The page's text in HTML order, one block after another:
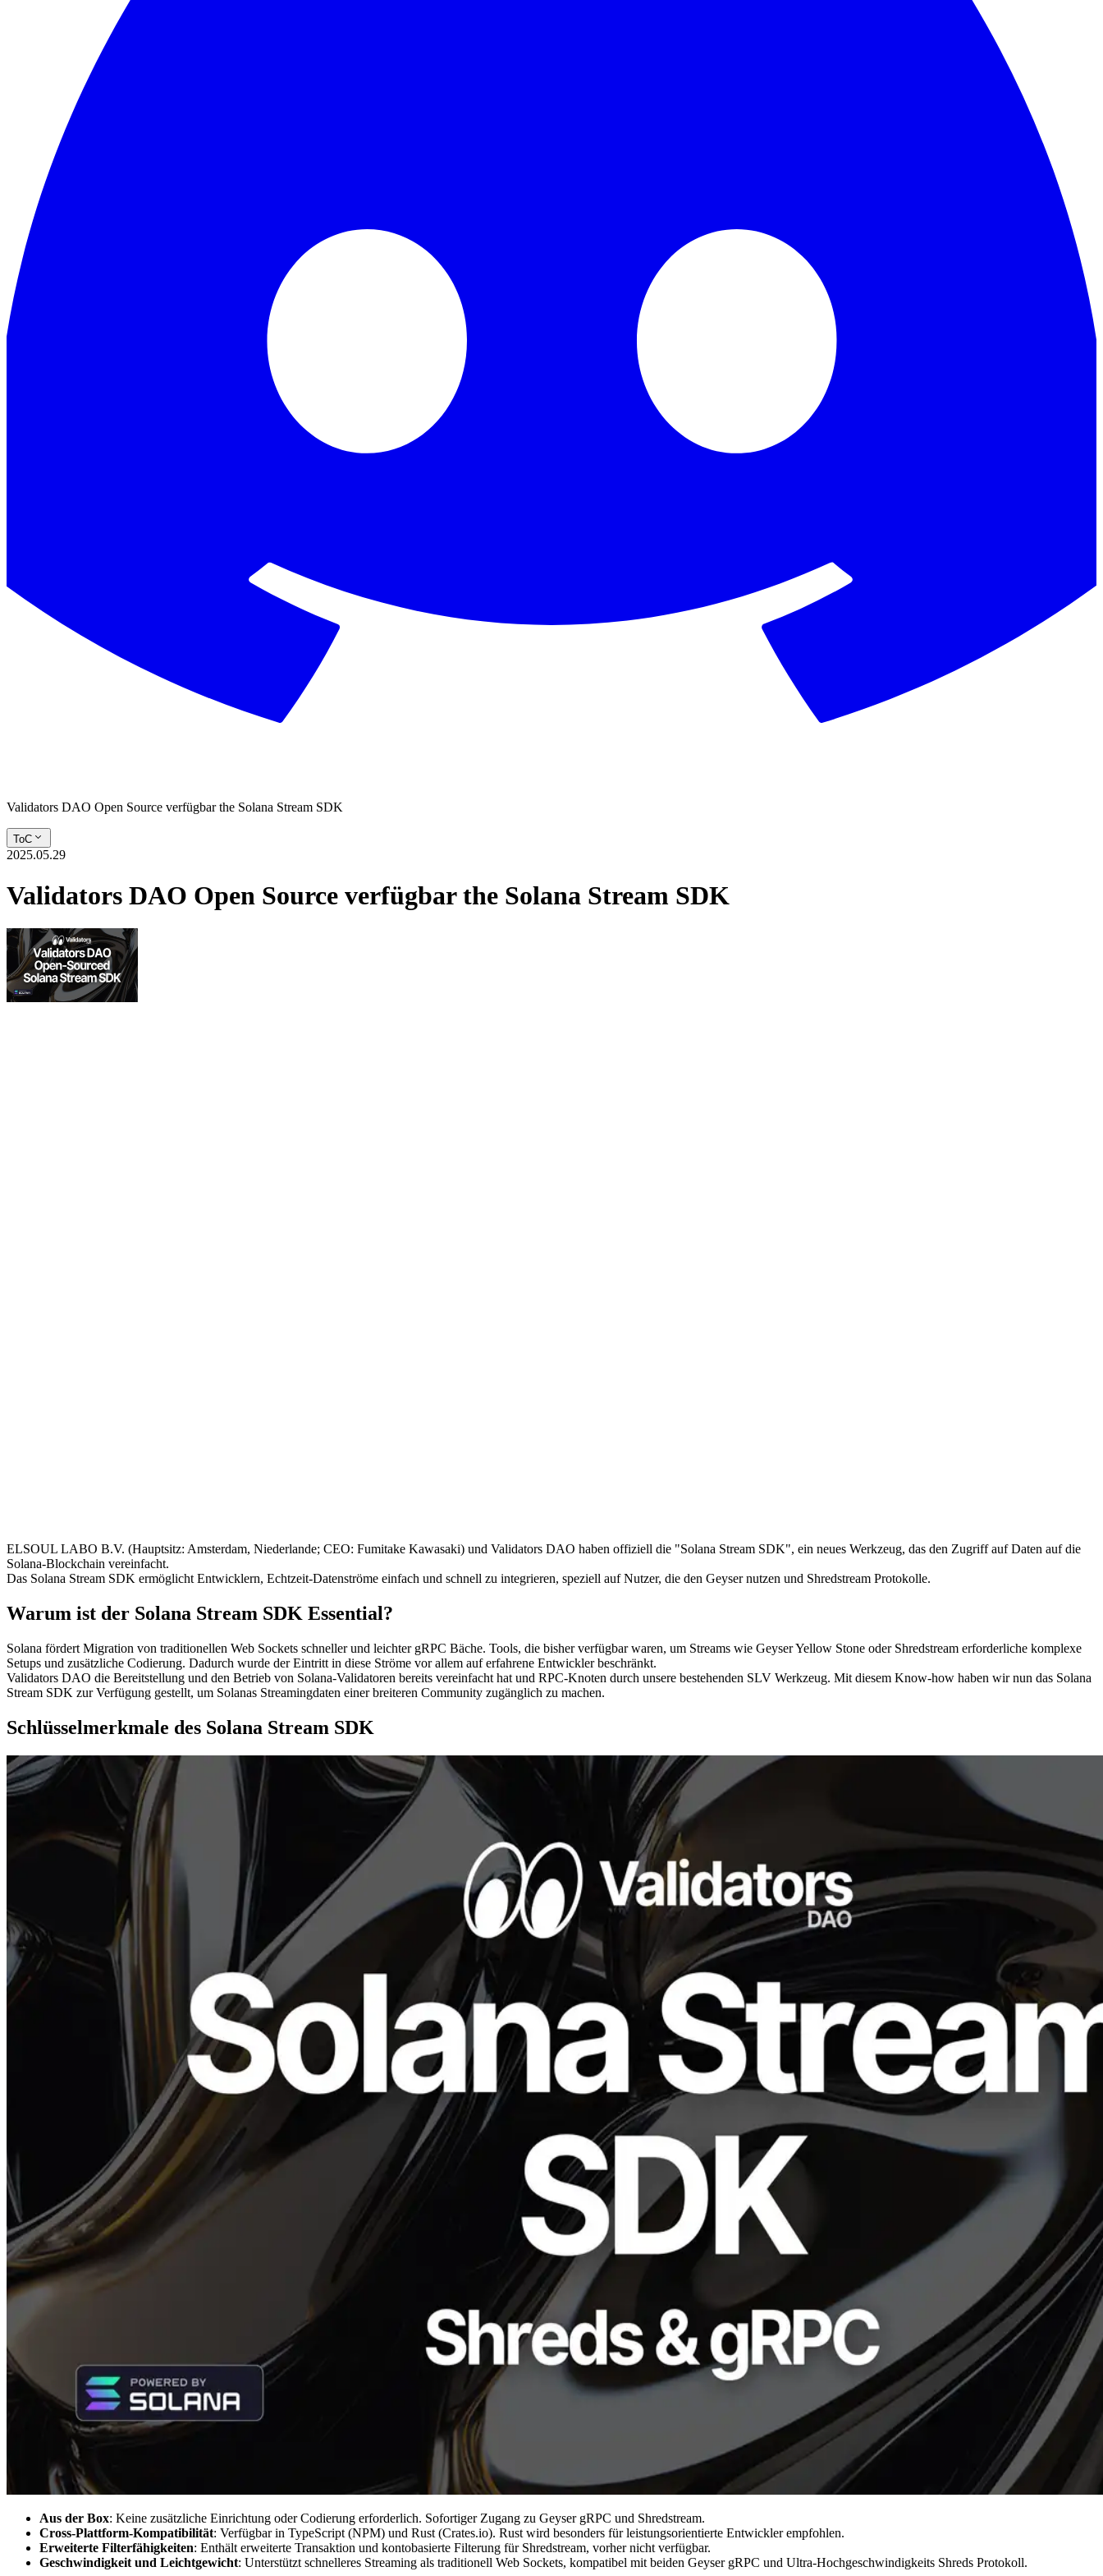
Validators DAO Open Source verfügbar the Solana Stream SDK
ToC
2025.05.29
Validators DAO Open Source verfügbar the Solana Stream SDK
ELSOUL LABO B.V. (Hauptsitz: Amsterdam, Niederlande; CEO: Fumitake Kawasaki) und Validators DAO haben offiziell die "Solana Stream SDK", ein neues Werkzeug, das den Zugriff auf Daten auf die
Solana-Blockchain vereinfacht.
Das Solana Stream SDK ermöglicht Entwicklern, Echtzeit-Datenströme einfach und schnell zu integrieren, speziell auf Nutzer, die den Geyser nutzen und Shredstream Protokolle.
Warum ist der Solana Stream SDK Essential?
Solana fördert Migration von traditionellen Web Sockets schneller und leichter gRPC Bäche. Tools, die bisher verfügbar waren, um Streams wie Geyser Yellow Stone oder Shredstream erforderliche komplexe
Setups und zusätzliche Codierung. Dadurch wurde der Eintritt in diese Ströme vor allem auf erfahrene Entwickler beschränkt.
Validators DAO die Bereitstellung und den Betrieb von Solana-Validatoren bereits vereinfacht hat und RPC-Knoten durch unsere bestehenden SLV Werkzeug. Mit diesem Know-how haben wir nun das Solana
Stream SDK zur Verfügung gestellt, um Solanas Streamingdaten einer breiteren Community zugänglich zu machen.
Schlüsselmerkmale des Solana Stream SDK
Aus der Box: Keine zusätzliche Einrichtung oder Codierung erforderlich. Sofortiger Zugang zu Geyser gRPC und Shredstream.
Cross-Plattform-Kompatibilität: Verfügbar in TypeScript (NPM) und Rust (Crates.io). Rust wird besonders für leistungsorientierte Entwickler empfohlen.
Erweiterte Filterfähigkeiten: Enthält erweiterte Transaktion und kontobasierte Filterung für Shredstream, vorher nicht verfügbar.
Geschwindigkeit und Leichtgewicht: Unterstützt schnelleres Streaming als traditionell Web Sockets, kompatibel mit beiden Geyser gRPC und Ultra-Hochgeschwindigkeits Shreds Protokoll.